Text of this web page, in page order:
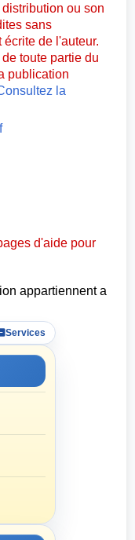
ou son
sans
de l'auteur.
toute partie du
publication
la
d'aide pour
appartiennent a
Services